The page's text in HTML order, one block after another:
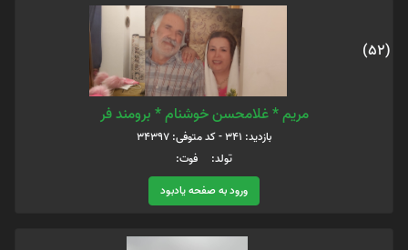
(52)
مریم * غلامحسن خوشنام * برومند فر
بازدید: 341 - کد متوفی: 34397
تولد: فوت:
ورود به صفحه یادبود